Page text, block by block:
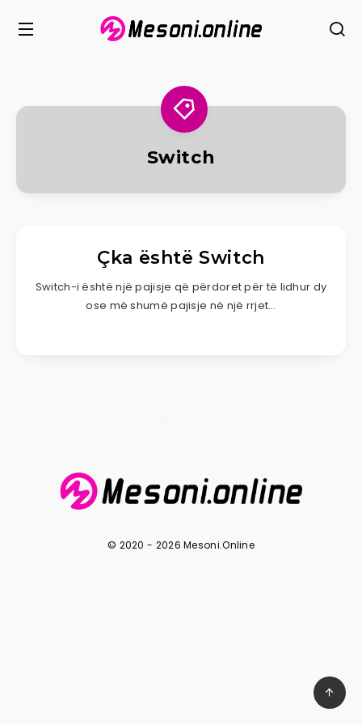
Switch
Çka është Switch
Switch-i është një pajisje që përdoret për të lidhur dy
ose më shumë pajisje në një rrjet…
© 2020 - 2026 Mesoni.Online